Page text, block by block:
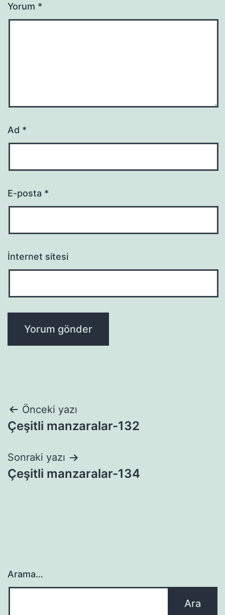
Yorum *
Ad *
E-posta *
İnternet sitesi
Yazı
gezinmesi
Önceki yazı
Çeşitli manzaralar-132
Sonraki yazı
Çeşitli manzaralar-134
Arama…